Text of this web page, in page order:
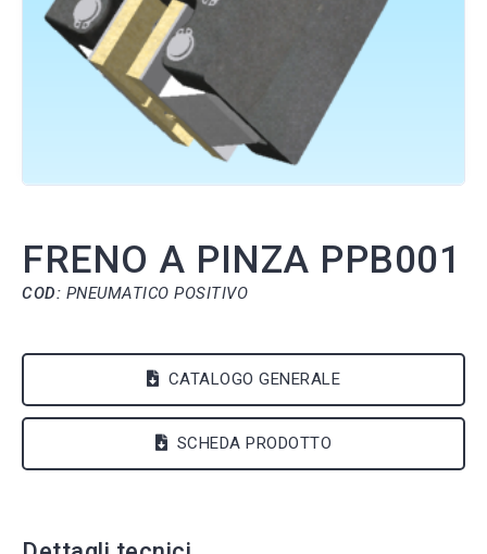
FRENO A PINZA PPB001
COD: PNEUMATICO POSITIVO
CATALOGO GENERALE
SCHEDA PRODOTTO